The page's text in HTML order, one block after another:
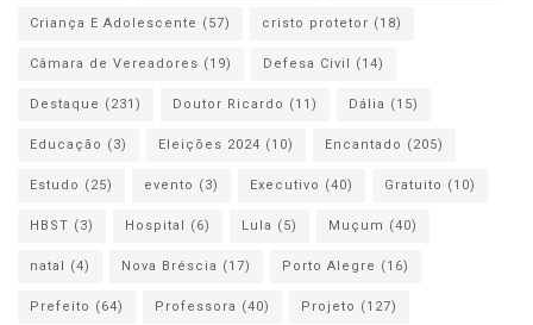
Criança E Adolescente (57) cristo protetor (18)
Câmara de Vereadores (19) Defesa Civil (14)
Destaque (231) Doutor Ricardo (11) Dália (15)
Educação (3) Eleições 2024 (10) Encantado (205)
Estudo (25) evento (3) Executivo (40) Gratuito (10)
HBST (3) Hospital (6) Lula (5) Muçum (40)
natal (4) Nova Bréscia (17) Porto Alegre (16)
Prefeito (64) Professora (40) Projeto (127)